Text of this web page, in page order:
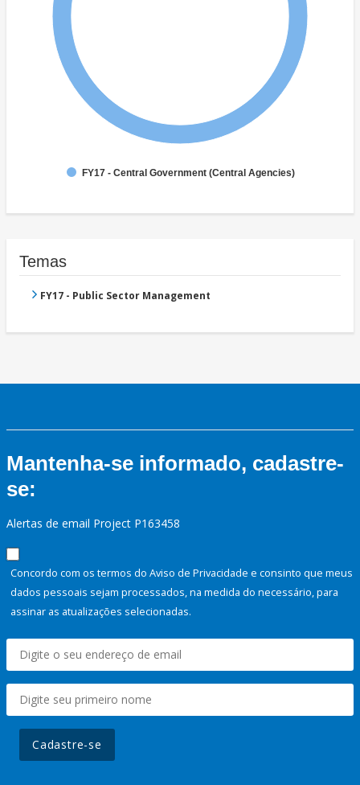
FY17 - Central Government (Central Agencies)
Temas
FY17 - Public Sector Management
Mantenha-se informado, cadastre-
se:
Alertas de email Project P163458
Concordo com os termos do Aviso de Privacidade e consinto que meus
dados pessoais sejam processados, na medida do necessário, para
assinar as atualizações selecionadas.
Cadastre-se